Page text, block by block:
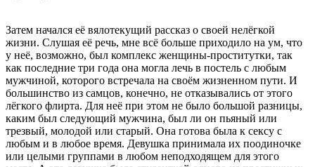
Затем начался её вялотекущий рассказ о своей нелёгкой
жизни. Слушая её речь, мне всё больше приходило на ум, что
у неё, возможно, был комплекс женщины-проститутки, так
как последние три года она могла лечь в постель с любым
мужчиной, которого встречала на своём жизненном пути. И
большинство из самцов, конечно, не отказывались от этого
лёгкого флирта. Для неё при этом не было большой разницы,
каким был следующий мужчина, был ли он пьяный или
трезвый, молодой или старый. Она готова была к сексу с
любым и в любое время. Девушка принимала их поодиночке
или целыми группами в любом неподходящем для этого